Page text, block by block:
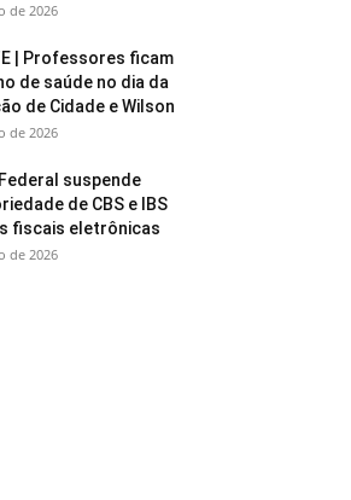
de 2026
| Professores ficam
de saúde no dia da
de Cidade e Wilson
de 2026
suspende
de CBS e IBS
fiscais eletrônicas
de 2026